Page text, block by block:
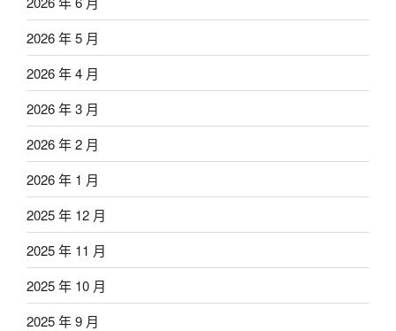
2026 年 5 月
2026 年 4 月
2026 年 3 月
2026 年 2 月
2026 年 1 月
2025 年 12 月
2025 年 11 月
2025 年 10 月
2025 年 9 月